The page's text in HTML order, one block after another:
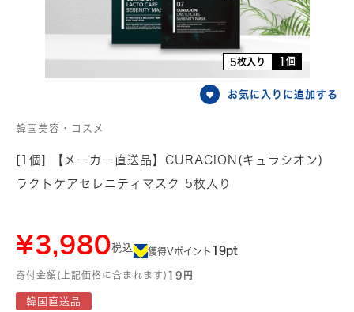
5枚入り 1個
お気に入りに追加する
韓国美容・コスメ
[1個] 【メーカー直送品】CURACION(キュラシオン)
ラクトケアセレニティマスク 5枚入り
¥3,980税込 獲得Vポイント 19pt
寄付金額(上記価格に含まれます) 19円
韓国直送品